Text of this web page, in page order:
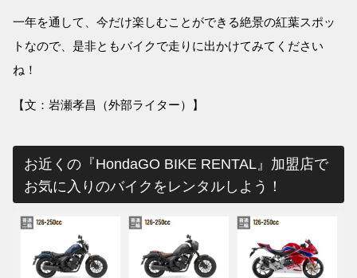
一年を通して、今だけ楽しむことができる絶景の紅葉スポッ
トなので、是非ともバイクで走りに出かけてみてください
ね！
【文：岩瀬孝昌（外部ライター）】
お近くの『HondaGO BIKE RENTAL』加盟店で
お気に入りのバイクをレンタルしよう！